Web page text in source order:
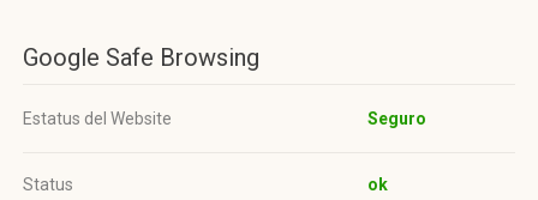
Google Safe Browsing
Estatus del Website Seguro
Status ok